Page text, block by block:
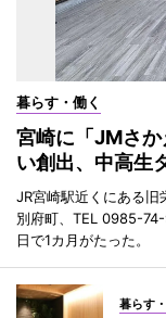
暮らす・働く
宮崎に「JMさ
い創出、中高生
JR宮崎駅近くにある
別府町、TEL 0985-
日で1カ月がたった。
暮らす